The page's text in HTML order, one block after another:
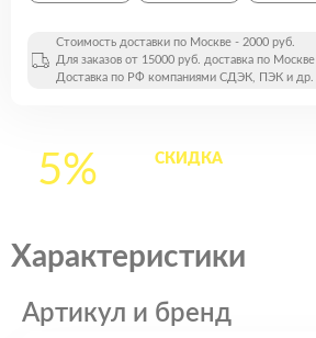
Стоимость доставки по Москве - 2000 руб.
Для заказов от 15000 руб. доставка по Москве
Доставка по РФ компаниями СДЭК, ПЭК и др.
5% СКИДКАна все
Характеристики
Артикул и бренд